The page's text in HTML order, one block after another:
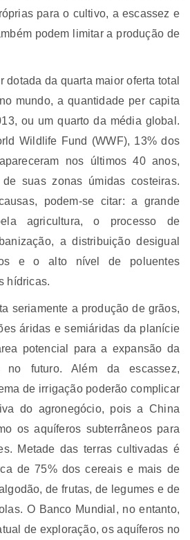
para o cultivo, a escassez e
podem limitar a produção de
dotada da quarta maior oferta total
mundo, a quantidade per capita
ou um quarto da média global.
Wildlife Fund (WWF), 13% dos
nos últimos 40 anos,
suas zonas úmidas costeiras.
podem-se citar: a grande
agricultura, o processo de
a distribuição desigual
e o alto nível de poluentes
hídricas.
seriamente a produção de grãos,
áridas e semiáridas da planície
potencial para a expansão da
no futuro. Além da escassez,
de irrigação poderão complicar
do agronegócio, pois a China
os aquíferos subterrâneos para
Metade das terras cultivadas é
de 75% dos cereais e mais de
de frutas, de legumes e de
O Banco Mundial, no entanto,
de exploração, os aquíferos no